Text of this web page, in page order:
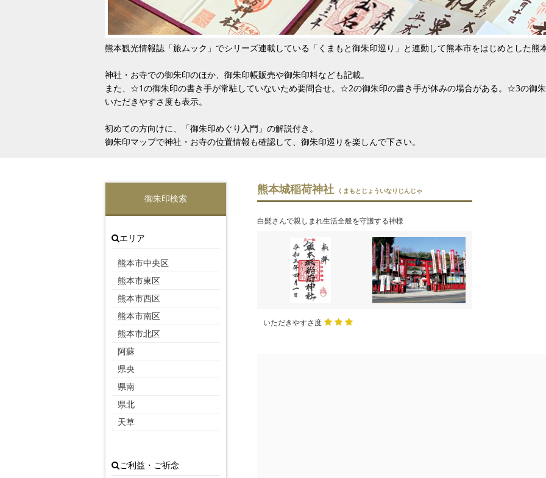
熊本観光情報誌「旅ムック」でシリーズ連載している「くまもと御朱印巡り」と連動して熊本市をはじめとした熊
神社・お寺での御朱印のほか、御朱印帳販売や御朱印料なども記載。
また、☆1の御朱印の書き手が常駐していないため要問合せ。☆2の御朱印の書き手が休みの場合がある。☆3の御
いただきやすさ度も表示。
初めての方向けに、「御朱印めぐり入門」の解説付き。
御朱印マップで神社・お寺の位置情報も確認して、御朱印巡りを楽しんで下さい。
御朱印検索
エリア
熊本市中央区
熊本市東区
熊本市西区
熊本市南区
熊本市北区
阿蘇
県央
県南
県北
天草
ご利益・ご祈念
熊本城稲荷神社 くまもとじょういなりじんじゃ
白髭さんで親しまれ生活全般を守護する神様
いただきやすさ度